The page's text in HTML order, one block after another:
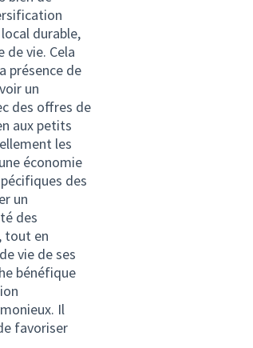
durable,
vie. Cela
présence de
un
des offres de
aux petits
les
économie
des
un
des
tout en
vie de ses
bénéfique
Il
favoriser